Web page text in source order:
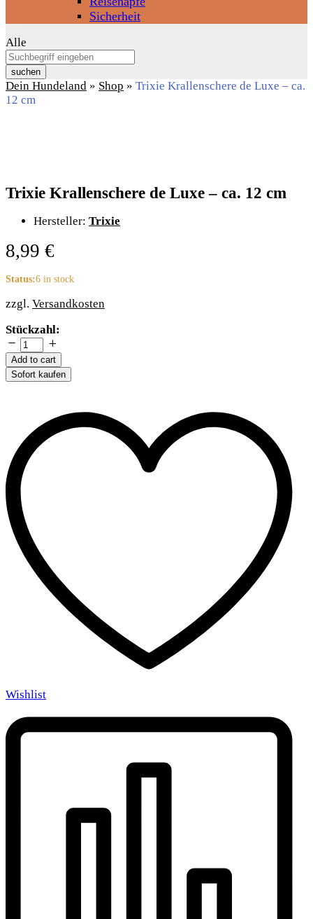
Sicherheit
Alle
suchen
Dein Hundeland » Shop » Trixie Krallenschere de Luxe – ca.
12 cm
Trixie Krallenschere de Luxe – ca. 12 cm
Hersteller: Trixie
8,99 €
Status:6 in stock
zzgl. Versandkosten
Trixie
Krallenschere
de
Luxe
-
quantity
Stückzahl:
Add to cart
Sofort kaufen
Wishlist